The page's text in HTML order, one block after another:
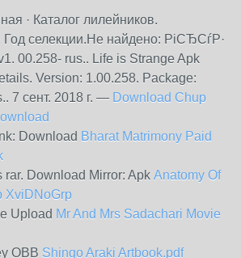
· Каталог лилейников.
Год селекции.Не найдено: РіСЂСѓР·
‎00.258- ‎rus.. Life is Strange Apk
Version: 1.00.258. Package:
7 сент. 2018 г. — Download Chup
Download Bharat Matrimony Paid
Download Mirror: Apk Anatomy Of
XviDNoGrp
Upload Mr And Mrs Sadachari Movie
OBB Shingo Araki Artbook.pdf